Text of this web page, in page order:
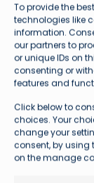
To provide the
technologies like
information.
our partners to
or unique IDs on
consenting or
features and
Click below to
choices. Your
change your
consent, by using
on the manage